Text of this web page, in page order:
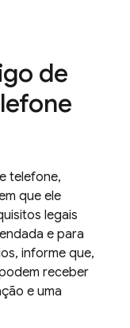
de
telefone,
que ele
legais
e para
informe que,
receber
e uma